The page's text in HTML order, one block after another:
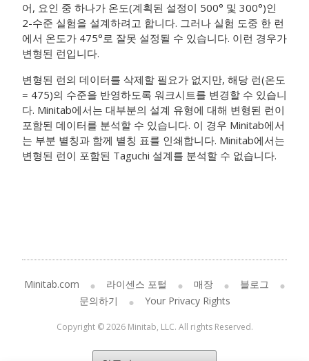
어, 요인 중 하나가 온도(계획된 설정이 500° 및 300°)인
2-수준 실험을 설계하려고 합니다. 그러나 실험 도중 한 런
에서 온도가 475°로 잘못 설정될 수 있습니다. 이런 경우가
변형된 런입니다.
변형된 런의 데이터를 삭제할 필요가 없지만, 해당 런(온도
= 475)의 수준을 반영하도록 워크시트를 변경할 수 있습니
다. Minitab에서는 대부분의 설계 유형에 대해 변형된 런이
포함된 데이터를 분석할 수 있습니다. 이 경우 Minitab에서
는 부분 별칭과 함께 별칭 표를 인쇄합니다. Minitab에서는
변형된 런이 포함된 Taguchi 설계를 분석할 수 없습니다.
Minitab.com 라이센스 포털 매장
블로그
문의하기
Your Privacy Rights
Copyright © 2026 Minitab, LLC. All rights Reserved.